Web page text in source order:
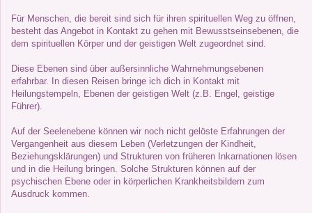
Für Menschen, die bereit sind sich für ihren spirituellen Weg zu öffnen,
besteht das Angebot in Kontakt zu gehen mit Bewusstseinsebenen, die
dem spirituellen Körper und der geistigen Welt zugeordnet sind.
Diese Ebenen sind über außersinnliche Wahrnehmungsebenen
erfahrbar. In diesen Reisen bringe ich dich in Kontakt mit
Heilungstempeln, Ebenen der geistigen Welt (z.B. Engel, geistige
Führer).
Auf der Seelenebene können wir noch nicht gelöste Erfahrungen der
Vergangenheit aus diesem Leben (Verletzungen der Kindheit,
Beziehungsklärungen) und Strukturen von früheren Inkarnationen lösen
und in die Heilung bringen. Solche Strukturen können auf der
psychischen Ebene oder in körperlichen Krankheitsbildern zum
Ausdruck kommen.